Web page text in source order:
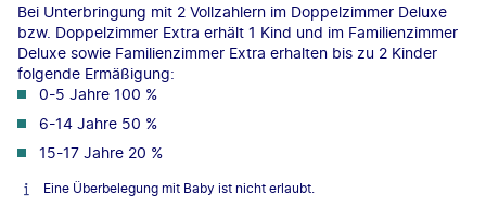
Bei Unterbringung mit 2 Vollzahlern im Doppelzimmer Deluxe
bzw. Doppelzimmer Extra erhält 1 Kind und im Familienzimmer
Deluxe sowie Familienzimmer Extra erhalten bis zu 2 Kinder
folgende Ermäßigung:
0-5 Jahre 100 %
6-14 Jahre 50 %
15-17 Jahre 20 %
Eine Überbelegung mit Baby ist nicht erlaubt.